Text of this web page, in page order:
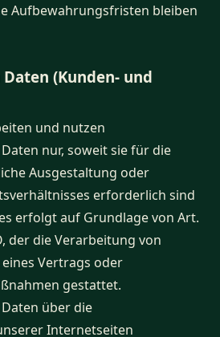
Aufbewahrungsfristen bleiben
(Kunden- und
und nutzen
nur, soweit sie für die
Ausgestaltung oder
erforderlich sind
erfolgt auf Grundlage von Art.
der die Verarbeitung von
Vertrags oder
gestattet.
über die
Internetseiten